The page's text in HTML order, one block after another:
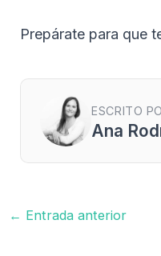
Prepárate para que
ESCRITO
Ana
Navegación
← Entrada anterior